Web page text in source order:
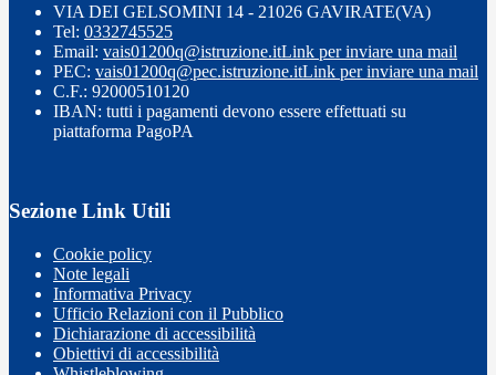
VIA DEI GELSOMINI 14 - 21026 GAVIRATE(VA)
Tel: 0332745525
Email: vais01200q@istruzione.itLink per inviare una mail
PEC: vais01200q@pec.istruzione.itLink per inviare una mail
C.F.: 92000510120
IBAN: tutti i pagamenti devono essere effettuati su
piattaforma PagoPA
Sezione Link Utili
Cookie policy
Note legali
Informativa Privacy
Ufficio Relazioni con il Pubblico
Dichiarazione di accessibilità
Obiettivi di accessibilità